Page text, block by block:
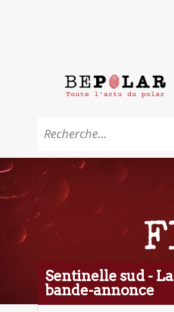
Sentinelle sud - La
bande-annonce